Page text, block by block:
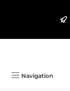
Navigation